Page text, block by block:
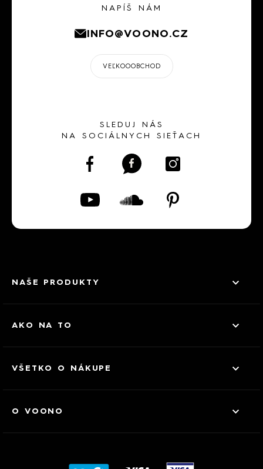
NAPÍŠ NÁM
INFO@VOONO.CZ
VEĽKOOOBCHOD
SLEDUJ NÁS
NA SOCIÁLNYCH SIEŤACH
NAŠE PRODUKTY
AKO NA TO
VŠETKO O NÁKUPE
O VOONO